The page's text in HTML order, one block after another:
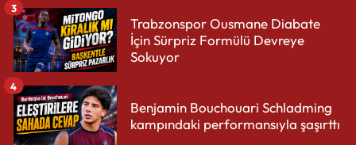
Trabzonspor Ousmane Diabate
İçin Sürpriz Formülü Devreye
Sokuyor
3
Benjamin Bouchouari Schladming
kampındaki performansıyla şaşırttı
4